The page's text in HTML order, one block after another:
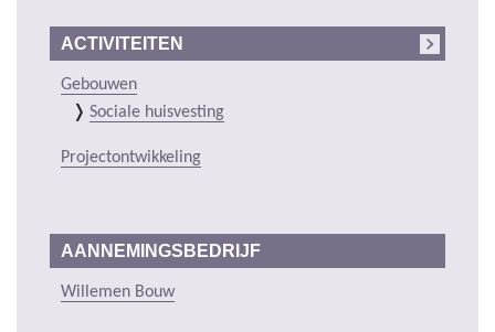
ACTIVITEITEN
Gebouwen
Sociale huisvesting
Projectontwikkeling
AANNEMINGSBEDRIJF
Willemen Bouw